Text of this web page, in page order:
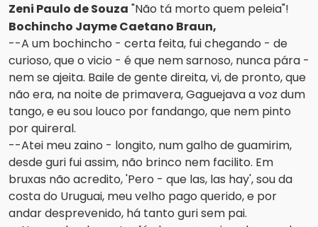
Zeni Paulo de Souza "Não tá morto quem peleia"!
Bochincho Jayme Caetano Braun,
--A um bochincho - certa feita, fui chegando - de
curioso, que o vicio - é que nem sarnoso, nunca pára -
nem se ajeita. Baile de gente direita, vi, de pronto, que
não era, na noite de primavera, Gaguejava a voz dum
tango, e eu sou louco por fandango, que nem pinto
por quireral.
--Atei meu zaino - longito, num galho de guamirim,
desde guri fui assim, não brinco nem facilito. Em
bruxas não acredito, 'Pero - que las, las hay', sou da
costa do Uruguai, meu velho pago querido, e por
andar desprevenido, há tanto guri sem pai.